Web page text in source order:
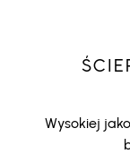
Wysokiej